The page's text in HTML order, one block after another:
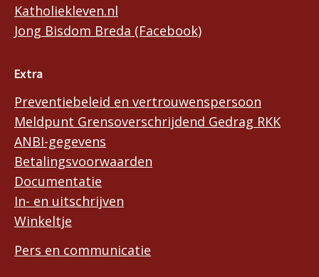
Katholiekleven.nl
Jong Bisdom Breda (Facebook)
Extra
Preventiebeleid en vertrouwenspersoon
Meldpunt Grensoverschrijdend Gedrag RKK
ANBI-gegevens
Betalingsvoorwaarden
Documentatie
In- en uitschrijven
Winkeltje
Pers en communicatie